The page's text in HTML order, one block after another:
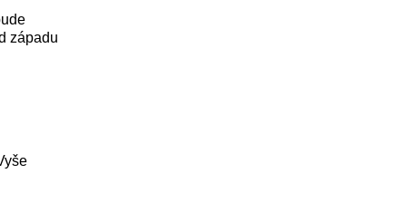
západu